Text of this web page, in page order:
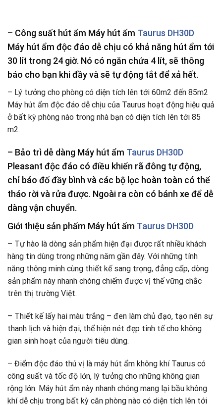
– Công suất hút ẩm Máy hút ẩm Taurus DH30D
Máy hút ẩm độc đáo dễ chịu có khả năng hút ẩm tới
30 lít trong 24 giờ. Nó có ngăn chứa 4 lít, sẽ thông
báo cho bạn khi đầy và sẽ tự động tắt để xả hết.
– Lý tưởng cho phòng có diện tích lên tới 60m2 đến 85m2
Máy hút ẩm độc đáo dễ chịu của Taurus hoạt động hiệu quả
ở bất kỳ phòng nào trong nhà bạn có diện tích lên tới 85
m2.
– Bảo trì dễ dàng Máy hút ẩm Taurus DH30D
Pleasant độc đáo có điều khiển rã đông tự động,
chỉ báo đổ đầy bình và các bộ lọc hoàn toàn có thể
tháo rời và rửa được. Ngoài ra còn có bánh xe để dễ
dàng vận chuyển.
Giới thiệu sản phẩm Máy hút ẩm Taurus DH30D
– Tự hào là dòng sản phẩm hiện đại được rất nhiều khách
hàng tin dùng trong những năm gần đây. Với những tính
năng thông minh cùng thiết kế sang trọng, đẳng cấp, dòng
sản phẩm này nhanh chóng chiếm được vị thế vững chắc
trên thị trường Việt.
– Thiết kế lấy hai màu trắng – đen làm chủ đạo, tạo nên sự
thanh lịch và hiện đại, thể hiện nét đẹp tinh tế cho không
gian sinh hoạt của người tiêu dùng.
– Điểm độc đáo thú vị là máy hút ẩm không khí Taurus có
công suất và tốc độ lớn, lý tưởng cho những không gian
rộng lớn. Máy hút ẩm này nhanh chóng mang lại bầu không
khí dễ chịu trong bất kỳ căn phòng nào có diện tích lên tới